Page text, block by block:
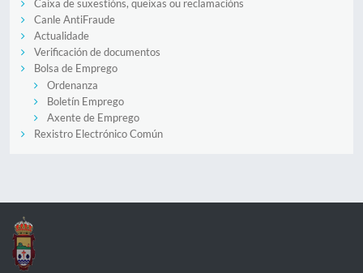
Caixa de suxestións, queixas ou reclamacións
Canle AntiFraude
Actualidade
Verificación de documentos
Bolsa de Emprego
Ordenanza
Boletín Emprego
Axente de Emprego
Rexistro Electrónico Común